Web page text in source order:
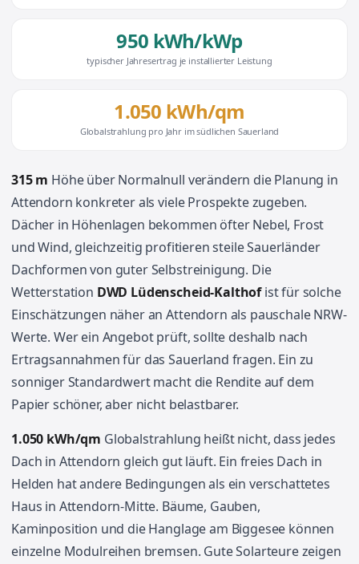
950 kWh/kWp
typischer Jahresertrag je installierter Leistung
1.050 kWh/qm
Globalstrahlung pro Jahr im südlichen Sauerland
315 m Höhe über Normalnull verändern die Planung in
Attendorn konkreter als viele Prospekte zugeben.
Dächer in Höhenlagen bekommen öfter Nebel, Frost
und Wind, gleichzeitig profitieren steile Sauerländer
Dachformen von guter Selbstreinigung. Die
Wetterstation DWD Lüdenscheid-Kalthofist für solche
Einschätzungen näher an Attendorn als pauschale NRW-
Werte. Wer ein Angebot prüft, sollte deshalb nach
Ertragsannahmen für das Sauerland fragen. Ein zu
sonniger Standardwert macht die Rendite auf dem
Papier schöner, aber nicht belastbarer.
1.050 kWh/qm Globalstrahlung heißt nicht, dass jedes
Dach in Attendorn gleich gut läuft. Ein freies Dach in
Helden hat andere Bedingungen als ein verschattetes
Haus in Attendorn-Mitte. Bäume, Gauben,
Kaminposition und die Hanglage am Biggesee können
einzelne Modulreihen bremsen. Gute Solarteure zeigen